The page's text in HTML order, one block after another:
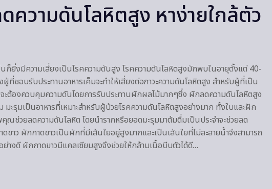
ความดันโลหิตสูง หาง่ายใกล้ตัว
ก็ยิ่งมีความเสี่ยงเป็นโรคความดันสูง โรคความดันโลหิตสูงมักพบในอายุตั้งแต่ 40-
ที่ชอบรับประทานอาหารเค็มจะทำให้เสี่ยงต่อภาวะความดันโลหิตสูง สำหรับผู้ที่เป็น
ะต้องควบคุมความดันโดยการรับประทานผักผลไม้มากๆซึ่ง ผักลดความดันโลหิตสูง
มะรุมเป็นอาหารที่เหมาะสำหรับผู้ป่วยโรคความดันโลหิตสูงอย่างมาก ทั้งใบและฝัก
ณช่วยลดความดันโลหิต โดยนำรากหรือยอดมะรุมมาต้มดื่มเป็นประจำจะช่วยลด
ขาว ผักกาดขาวเป็นผักที่มีเส้นใยอยู่สูงมากและเป็นเส้นใยที่ไม่ละลายน้ำจึงสามารถ
ย่างดี ผักกาดขาวมีแคลเซียมสูงจึงช่วยให้กล้ามเนื้อบีบตัวได้ดี…